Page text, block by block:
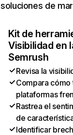
soluciones de
Kit de
Visibilidad en
Semrush
Revisa la
Compara cómo
plataformas
Rastrea el
de
Identificar